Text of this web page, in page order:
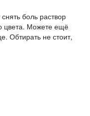
боль раствор
цвета. Можете ещё
Обтирать не стоит,